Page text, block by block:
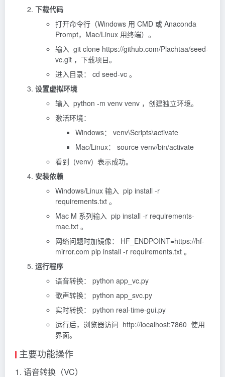
下载代码
打开命令行（Windows 用 CMD 或 Anaconda
Prompt，Mac/Linux 用终端）。
输入 git clone https://github.com/Plachtaa/seed-
vc.git ，下载项目。
进入目录： cd seed-vc 。
设置虚拟环境
输入 python -m venv venv ，创建独立环境。
激活环境：
Windows： venv\Scripts\activate
Mac/Linux： source venv/bin/activate
看到 (venv) 表示成功。
安装依赖
Windows/Linux 输入 pip install -r
requirements.txt 。
Mac M 系列输入 pip install -r requirements-
mac.txt 。
网络问题时加镜像： HF_ENDPOINT=https://hf-
mirror.com pip install -r requirements.txt 。
运行程序
语音转换： python app_vc.py
歌声转换： python app_svc.py
实时转换： python real-time-gui.py
运行后，浏览器访问 http://localhost:7860 使用
界面。
主要功能操作
1. 语音转换（VC）